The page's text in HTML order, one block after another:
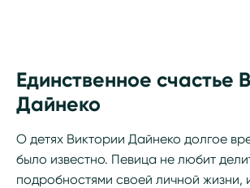
Единственное счастье
Дайнеко
О детях Виктории Дайнеко долгое
было известно. Певица не любит
подробностями своей личной жизни,